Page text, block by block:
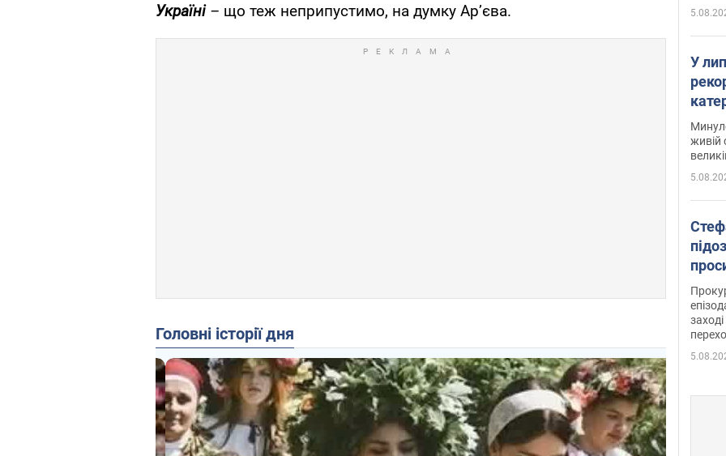
Україні – що теж неприпустимо, на думку Ар’єва.
Головні історії дня
У
живій